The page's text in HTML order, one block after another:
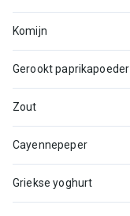
Komijn
Gerookt paprikapoeder
Zout
Cayennepeper
Griekse yoghurt